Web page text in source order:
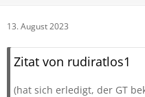
13. August 2023
Zitat von rudiratlos1
(hat sich erledigt, der GT